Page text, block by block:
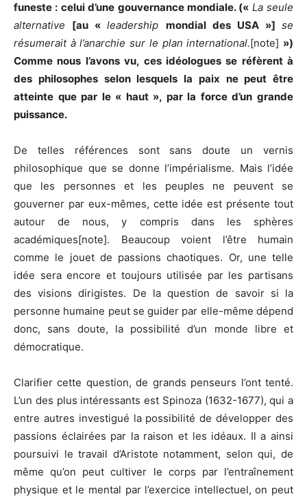
funeste : celui d’une gouvernance mondiale. (« La seule
alternative [au «leadership mondial des USA »] se
résumerait à l’anarchie sur le plan international.[note] »)
Comme nous l’avons vu, ces idéologues se réfèrent à
des philosophes selon lesquels la paix ne peut être
atteinte que par le « haut », par la force d’un grande
puissance.
De telles références sont sans doute un vernis
philosophique que se donne l’impérialisme. Mais l’idée
que les personnes et les peuples ne peuvent se
gouverner par eux-mêmes, cette idée est présente tout
autour de nous, y compris dans les sphères
académiques[note]. Beaucoup voient l’être humain
comme le jouet de passions chaotiques. Or, une telle
idée sera encore et toujours utilisée par les partisans
des visions dirigistes. De la question de savoir si la
personne humaine peut se guider par elle-même dépend
donc, sans doute, la possibilité d’un monde libre et
démocratique.
Clarifier cette question, de grands penseurs l’ont tenté.
L’un des plus intéressants est Spinoza (1632-1677), qui a
entre autres investigué la possibilité de développer des
passions éclairées par la raison et les idéaux. Il a ainsi
poursuivi le travail d’Aristote notamment, selon qui, de
même qu’on peut cultiver le corps par l’entraînement
physique et le mental par l’exercice intellectuel, on peut